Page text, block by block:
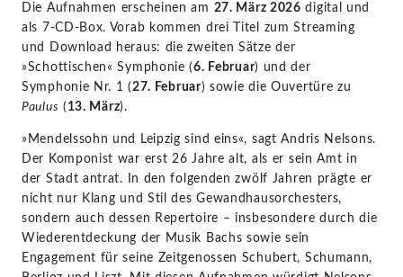
Die Aufnahmen erscheinen am 27. März 2026 digital und
als 7-CD-Box. Vorab kommen drei Titel zum Streaming
und Download heraus: die zweiten Sätze der
»Schottischen« Symphonie (6. Februar) und der
Symphonie Nr. 1 (27. Februar) sowie die Ouvertüre zu
Paulus ( 13. März).
»Mendelssohn und Leipzig sind eins«, sagt Andris Nelsons.
Der Komponist war erst 26 Jahre alt, als er sein Amt in
der Stadt antrat. In den folgenden zwölf Jahren prägte er
nicht nur Klang und Stil des Gewandhausorchesters,
sondern auch dessen Repertoire – insbesondere durch die
Wiederentdeckung der Musik Bachs sowie sein
Engagement für seine Zeitgenossen Schubert, Schumann,